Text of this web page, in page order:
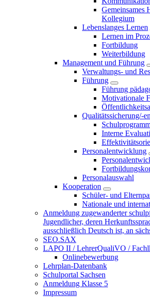
Gemeinsames
Kollegium
Lebenslanges Lernen
Lernen im
Fortbildung
Weiterbildung
Management und Führung
Verwaltungs- und
Führung
Führung
Motivationale
Qualitätssicherung/-
Interne
Personalentwicklung
Personalauswahl
Kooperation
Schüler- und
Nationale und
Anmeldung zugewanderter
Jugendlicher, deren
ausschließlich Deutsch ist, an
SEO.SAX
LAPO II / LehrerQualiVO /
Onlinebewerbung
Lehrplan-Datenbank
Schulportal Sachsen
Anmeldung Klasse 5
Impressum